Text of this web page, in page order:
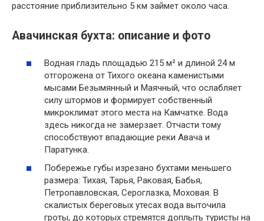
расстояние приблизительно 5 км займет около часа.
Авачинская бухта: описание и фото
Водная гладь площадью 215 м² и длиной 24 м
отгорожена от Тихого океана каменистыми
мысами Безымянный и Маячный, что ослабляет
силу штормов и формирует собственный
микроклимат этого места на Камчатке. Вода
здесь никогда не замерзает. Отчасти тому
способствуют впадающие реки Авача и
Паратунка.
Побережье губы изрезано бухтами меньшего
размера: Тихая, Тарья, Раковая, Бабья,
Петропавловская, Сероглазка, Моховая. В
скалистых береговых утесах вода выточила
гроты, до которых стремятся доплыть туристы на